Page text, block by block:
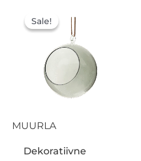
Sale!
MUURLA
Sale!
Dekoratiivne
hind
oli:
15,15 €.